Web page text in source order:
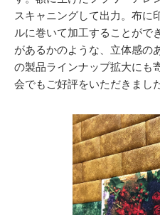
スキャニングして出力。布に
ルに巻いて加工することがで
があるかのような、立体感の
の製品ラインナップ拡大にも
会でもご好評をいただきました